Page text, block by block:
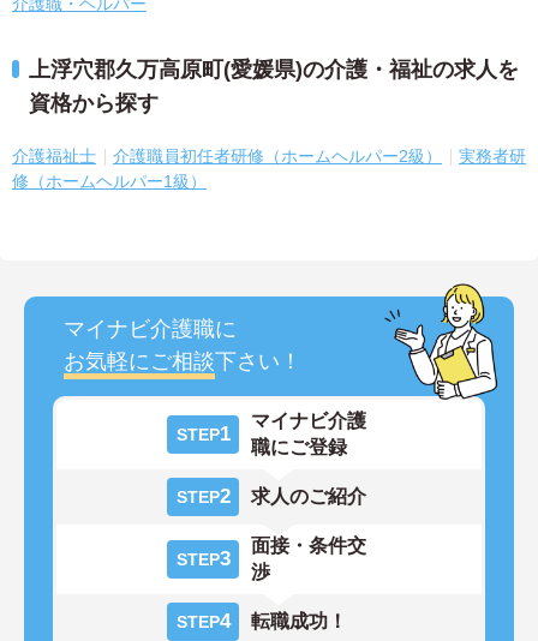
上浮穴郡久万高原町(愛媛県)の介護・福祉の求人を
資格から探す
介護福祉士 介護職員初任者研修（ホームヘルパー2級）
実務者研
修（ホームヘルパー1級）
マイナビ介護職に
お気軽にご相談下さい！
STEP1
マイナビ介護
職にご登録
STEP2 求人のご紹介
STEP3
面接・条件交
渉
STEP4 転職成功！